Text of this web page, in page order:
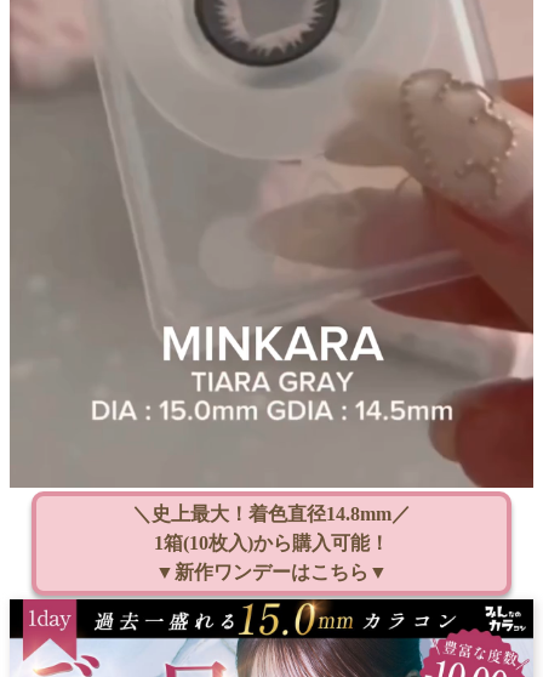
＼史上最大！着色直径14.8mm／
1箱(10枚入)から購入可能！
▼新作ワンデーはこちら▼